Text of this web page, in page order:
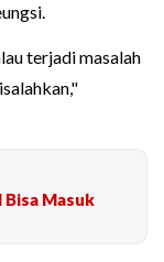
terjadi masalah
Bisa Masuk